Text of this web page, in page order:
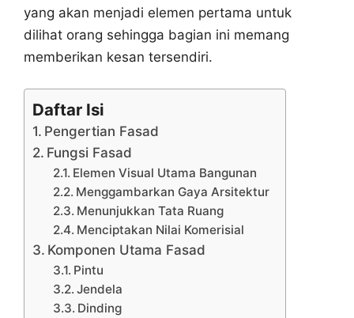
yang akan menjadi elemen pertama untuk
dilihat orang sehingga bagian ini memang
memberikan kesan tersendiri.
Daftar Isi
Pengertian Fasad
Fungsi Fasad
Elemen Visual Utama Bangunan
Menggambarkan Gaya Arsitektur
Menunjukkan Tata Ruang
Menciptakan Nilai Komerisial
Komponen Utama Fasad
Pintu
Jendela
Dinding